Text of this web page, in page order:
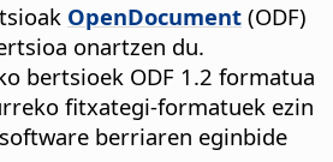
OpenDocument (ODF)
onartzen du.
bertsioek ODF 1.2 formatua
fitxategi-formatuek ezin
berriaren eginbide